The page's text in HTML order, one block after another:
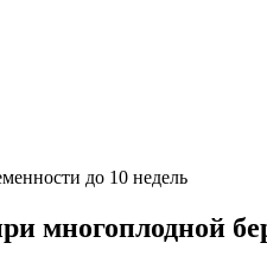
до 10 недель
многоплодной